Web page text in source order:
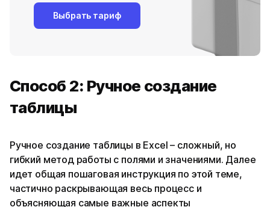
Выбрать тариф
Способ 2: Ручное создание
таблицы
Ручное создание таблицы в Excel – сложный, но
гибкий метод работы с полями и значениями. Далее
идет общая пошаговая инструкция по этой теме,
частично раскрывающая весь процесс и
объясняющая самые важные аспекты